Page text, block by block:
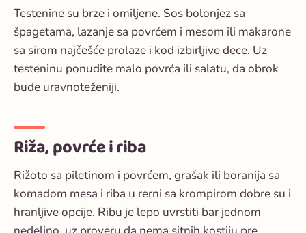
Testenine su brze i omiljene. Sos bolonjez sa
špagetama, lazanje sa povrćem i mesom ili makarone
sa sirom najčešće prolaze i kod izbirljive dece. Uz
testeninu ponudite malo povrća ili salatu, da obrok
bude uravnoteženiji.
Riža, povrće i riba
Rižoto sa piletinom i povrćem, grašak ili boranija sa
komadom mesa i riba u rerni sa krompirom dobre su i
hranljive opcije. Ribu je lepo uvrstiti bar jednom